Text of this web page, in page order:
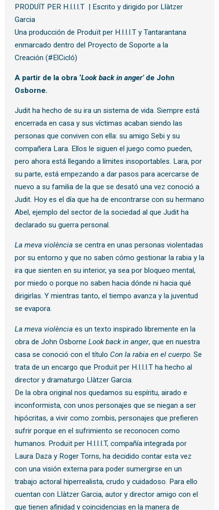
PRODUÏT PER H.I.I.I.T | Escrito y dirigido por Llàtzer
Garcia
Una producción de Produït per H.I.I.I.T y Tantarantana
enmarcado dentro del Proyecto de Soporte a la
Creación (#ElCicló)
A partir de la obra ‘Look back in anger’ de John
Osborne.
Judit ha hecho de su ira un sistema de vida. Siempre está
encerrada en casa y sus víctimas acaban siendo las
personas que conviven con ella: su amigo Sebi y su
compañera Lara. Ellos le siguen el juego como pueden,
pero ahora está llegando a límites insoportables. Lara, por
su parte, está empezando a dar pasos para acercarse de
nuevo a su familia de la que se desató una vez conoció a
Judit. Hoy es el día que ha de encontrarse con su hermano
Abel, ejemplo del sector de la sociedad al que Judit ha
declarado su guerra personal.
La meva violència se centra en unas personas violentadas
por su entorno y que no saben cómo gestionar la rabia y la
ira que sienten en su interior, ya sea por bloqueo mental,
por miedo o porque no saben hacia dónde ni hacia qué
dirigirlas. Y mientras tanto, el tiempo avanza y la juventud
se evapora.
La meva violència es un texto inspirado libremente en la
obra de John Osborne Look back in anger, que en nuestra
casa se conoció con el título Con la rabia en el cuerpo. Se
trata de un encargo que Produït per H.I.I.I.T ha hecho al
director y dramaturgo Llàtzer Garcia.
De la obra original nos quedamos su espíritu, airado e
inconformista, con unos personajes que se niegan a ser
hipócritas, a vivir como zombis, personajes que prefieren
sufrir porque en el sufrimiento se reconocen como
humanos. Produït per H.I.I.I.T, compañía integrada por
Laura Daza y Roger Torns, ha decidido contar esta vez
con una visión externa para poder sumergirse en un
trabajo actoral hiperrealista, crudo y cuidadoso. Para ello
cuentan con Llàtzer Garcia, autor y director amigo con el
que tienen afinidad y coincidencias en la manera de